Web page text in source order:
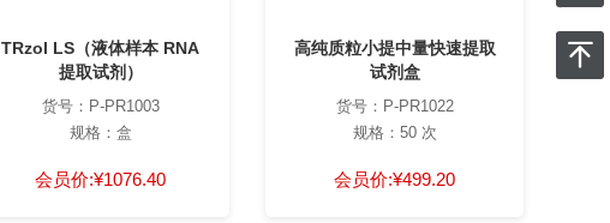
TRzol LS（液体样本 RNA
提取试剂）
货号：P-PR1003
规格：盒
会员价:¥1076.40
高纯质粒小提中量快速提取
试剂盒
货号：P-PR1022
规格：50 次
会员价:¥499.20